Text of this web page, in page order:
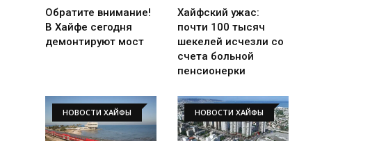
Обратите внимание!
В Хайфе сегодня
демонтируют мост
Хайфский ужас:
почти 100 тысяч
шекелей исчезли со
счета больной
пенсионерки
НОВОСТИ ХАЙФЫ НОВОСТИ ХАЙФЫ